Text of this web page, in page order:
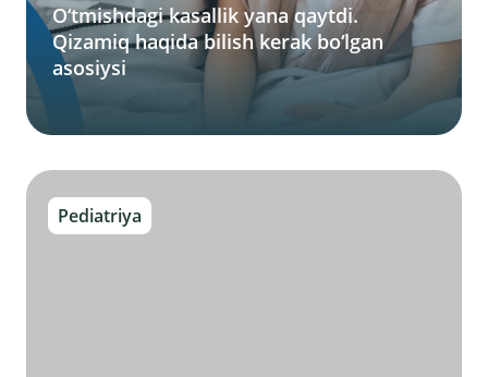
O‘tmishdagi kasallik yana qaytdi.
Qizamiq haqida bilish kerak bo‘lgan
asosiysi
Pediatriya